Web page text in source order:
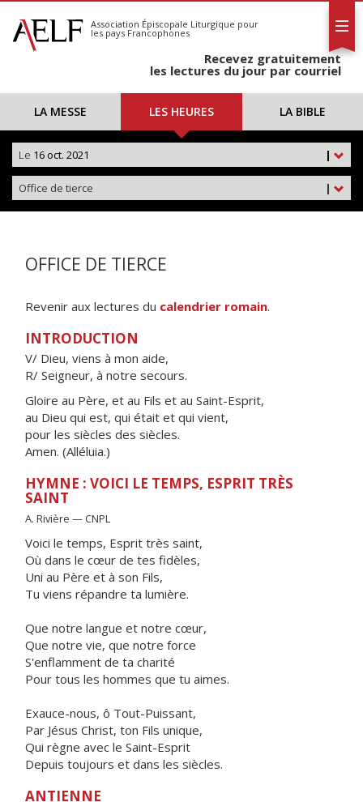
S'abonner
Calendrier
Association Épiscopale Liturgique pour
les pays Francophones
Recevez gratuitement
les lectures du jour par courriel
LA MESSE LES HEURES LA BIBLE
|
Le 16 oct. 2021
|
Office de tierce
OFFICE DE TIERCE
Revenir aux lectures du calendrier romain.
INTRODUCTION
V/ Dieu, viens à mon aide,
R/ Seigneur, à notre secours.
Gloire au Père, et au Fils et au Saint-Esprit,
au Dieu qui est, qui était et qui vient,
pour les siècles des siècles.
Amen. (Alléluia.)
HYMNE : VOICI LE TEMPS, ESPRIT TRÈS
SAINT
A. Rivière — CNPL
Voici le temps, Esprit très saint,
Où dans le cœur de tes fidèles,
Uni au Père et à son Fils,
Tu viens répandre ta lumière.
Que notre langue et notre cœur,
Que notre vie, que notre force
S'enflamment de ta charité
Pour tous les hommes que tu aimes.
Exauce-nous, ô Tout-Puissant,
Par Jésus Christ, ton Fils unique,
Qui règne avec le Saint-Esprit
Depuis toujours et dans les siècles.
ANTIENNE